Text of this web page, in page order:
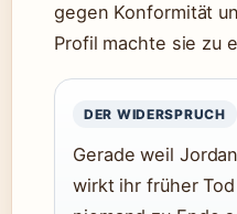
gegen Konformität
Profil machte sie zu
DER WIDERSPRUCH
Gerade weil
wirkt ihr früher